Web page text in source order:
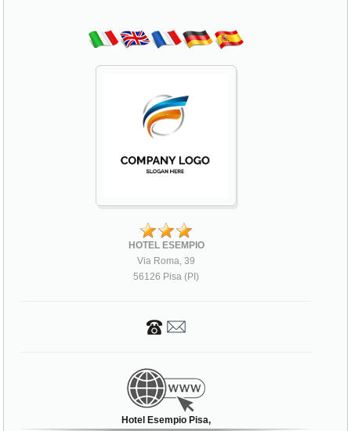
HOTEL ESEMPIO
Via Roma, 39
56126 Pisa (PI)
Hotel Esempio Pisa,